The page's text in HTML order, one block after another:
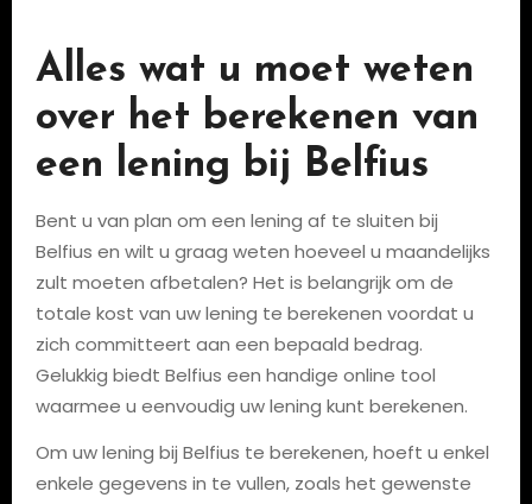
Alles wat u moet weten
over het berekenen van
een lening bij Belfius
Bent u van plan om een lening af te sluiten bij
Belfius en wilt u graag weten hoeveel u maandelijks
zult moeten afbetalen? Het is belangrijk om de
totale kost van uw lening te berekenen voordat u
zich committeert aan een bepaald bedrag.
Gelukkig biedt Belfius een handige online tool
waarmee u eenvoudig uw lening kunt berekenen.
Om uw lening bij Belfius te berekenen, hoeft u enkel
enkele gegevens in te vullen, zoals het gewenste